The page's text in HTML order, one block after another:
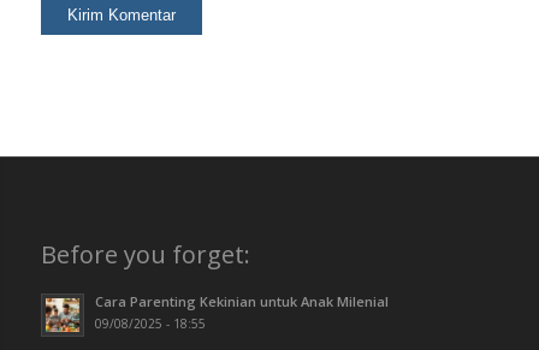
Before you forget:
Cara Parenting Kekinian untuk Anak Milenial
09/08/2025 - 18:55